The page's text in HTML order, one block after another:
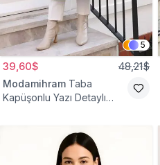
5
39,60$ 48,21$
Modamihram Taba
Kapüşonlu Yazı Detaylı